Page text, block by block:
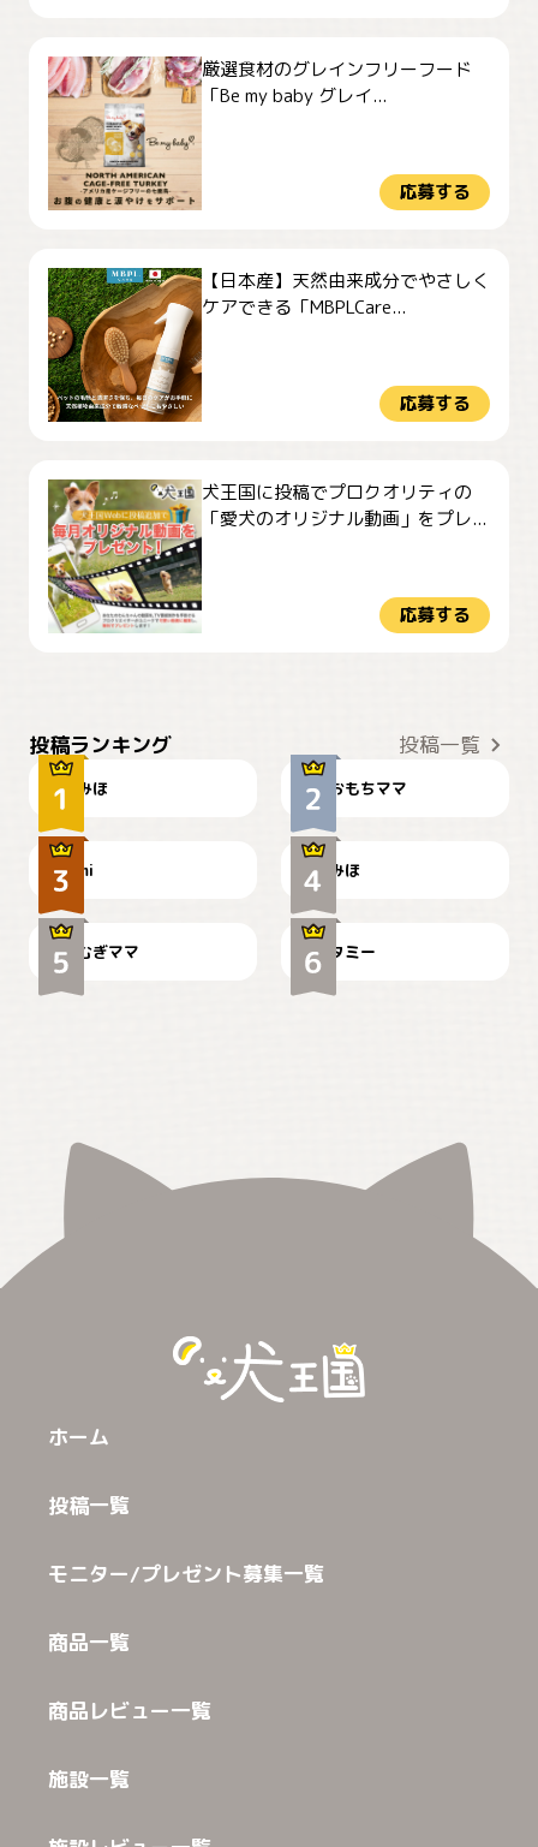
厳選食材のグレインフリーフード
「Be my baby グレイ...
応募する
【日本産】天然由来成分でやさしく
ケアできる「MBPLCare...
応募する
犬王国に投稿でプロクオリティの
「愛犬のオリジナル動画」をプレ...
応募する
投稿ランキング 投稿一覧
みほ おもちママ
可愛い？
mi
見てるぞぉ
みほ
🌻とむぎ！
むぎママ
ドーベルマンのお友達邸に
て
タミー
ホーム
投稿一覧
モニター/プレゼント募集一覧
商品一覧
商品レビュー一覧
施設一覧